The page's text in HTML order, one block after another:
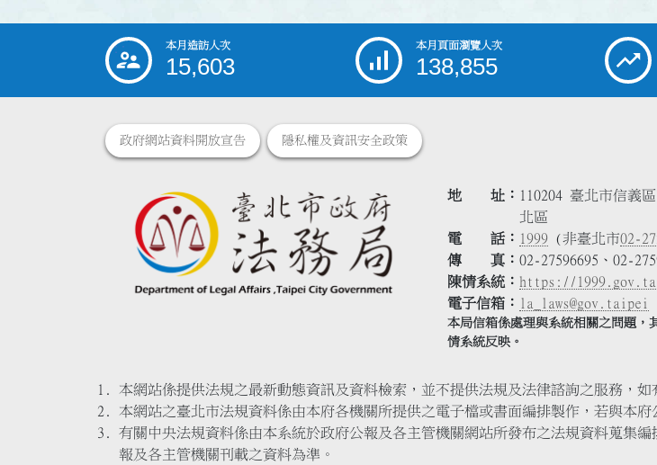
::: 本月造訪人次
15,603
本月頁面瀏覽人次
138,855
政府網站資料開放宣告 隱私權及資訊安全政策
地 址
110204 臺北市信義
北區
電 話
1999 (非臺北市02-
傳 真
02-27596695、02-
陳情系統
https://
電子信箱
la_laws@gov.taipei
本局信箱係處理與系統相關之問題，
情系統反映。
本網站係提供法規之最新動態資訊及資料檢索，並不提供法規及法律諮詢之服務，
本網站之臺北市法規資料係由本府各機關所提供之電子檔或書面編排製作，若與本
有關中央法規資料係由本系統於政府公報及各主管機關網站所發布之法規資料蒐集
報及各主管機關刊載之資料為準。